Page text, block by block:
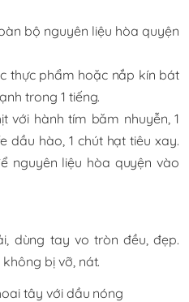
bộ nguyên liệu hòa quyện
thực phẩm hoặc nắp kín bát
trong 1 tiếng.
với hành tím băm nhuyễn, 1
dầu hào, 1 chút hạt tiêu xay.
nguyên liệu hòa quyện vào
dùng tay vo tròn đều, đẹp.
bị vỡ, nát.
tây với dầu nóng